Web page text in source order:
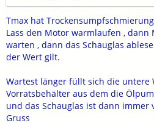
Tmax hat
Lass den Motor warmlaufen , dann
warten , dann das Schauglas
der Wert gilt.
Wartest länger füllt sich die untere
Vorratsbehälter aus dem die
und das Schauglas ist dann immer
Gruss